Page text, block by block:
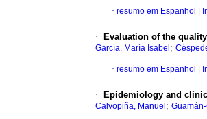
· resumo em Espanhol
· Evaluation of the
García, María Isabel ;
· resumo em Espanhol
· Epidemiology and
Calvopiña, Manuel ;